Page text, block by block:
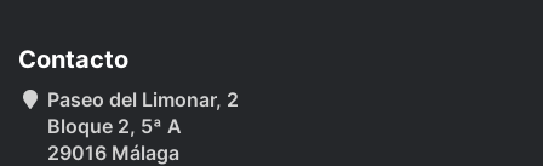
Contacto
Paseo del Limonar, 2
Bloque 2, 5ª A
29016 Málaga